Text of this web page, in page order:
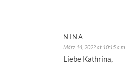
NINA
März 14, 2022 at 10:15 a.m.
Liebe Kathrina,